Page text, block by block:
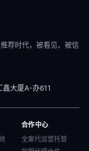
荐时代，被看见、被信
大厦A-办611
合作中心
全案代运营托管